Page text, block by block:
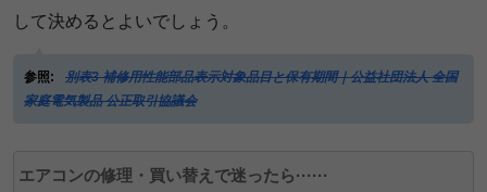
して決めるとよいでしょう。
参照:
別表3 補修用性能部品表示対象品目と保有期間｜公益社団法人 全国
家庭電気製品 公正取引協議会
エアコンの修理・買い替えで迷ったら······